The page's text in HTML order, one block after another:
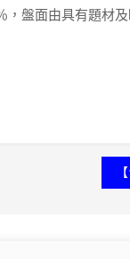
，盤面由具有題材